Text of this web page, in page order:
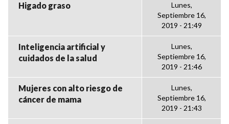
Higado graso
Lunes,
Septiembre 16,
2019 - 21:49
Inteligencia artificial y
cuidados de la salud
Lunes,
Septiembre 16,
2019 - 21:46
Mujeres con alto riesgo de
cáncer de mama
Lunes,
Septiembre 16,
2019 - 21:43